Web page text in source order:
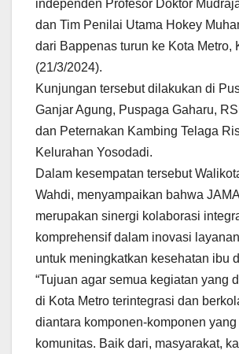
independen Profesor Doktor
dan Tim Penilai Utama Hokey
dari Bappenas turun ke Kota Metro,
(21/3/2024).
Kunjungan tersebut dilakukan di
Ganjar Agung, Puspaga Gaharu,
dan Peternakan Kambing Telaga
Kelurahan Yosodadi.
Dalam kesempatan tersebut
Wahdi, menyampaikan bahwa
merupakan sinergi kolaborasi
komprehensif dalam inovasi
untuk meningkatkan kesehatan ibu
“Tujuan agar semua kegiatan yang
di Kota Metro terintegrasi dan
diantara komponen-komponen yang
komunitas. Baik dari, masyarakat,